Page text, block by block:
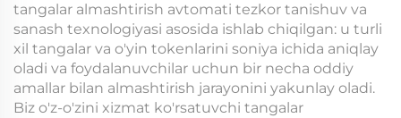
tangalar almashtirish avtomati tezkor tanishuv va
sanash texnologiyasi asosida ishlab chiqilgan: u turli
xil tangalar va o'yin tokenlarini soniya ichida aniqlay
oladi va foydalanuvchilar uchun bir necha oddiy
amallar bilan almashtirish jarayonini yakunlay oladi.
Biz o'z-o'zini xizmat ko'rsatuvchi tangalar